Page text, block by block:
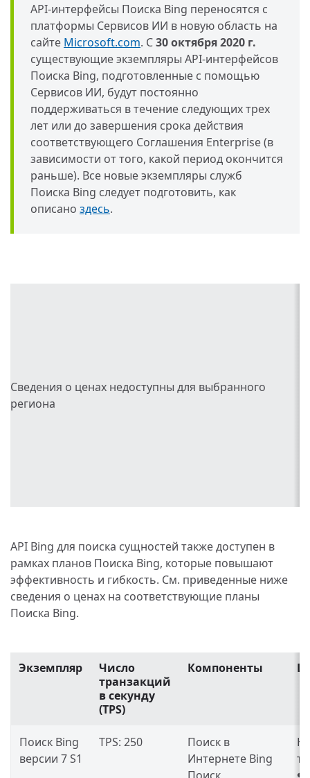
API-интерфейсы Поиска Bing переносятся с
платформы Сервисов ИИ в новую область на
сайте Microsoft.com. С30 октября 2020 г.
существующие экземпляры API-интерфейсов
Поиска Bing, подготовленные с помощью
Сервисов ИИ, будут постоянно
поддерживаться в течение следующих трех
лет или до завершения срока действия
соответствующего Соглашения Enterprise (в
зависимости от того, какой период окончится
раньше). Все новые экземпляры служб
Поиска Bing следует подготовить, как
описано здесь.
Сведения о ценах недоступны для выбранного
региона
API Bing для поиска сущностей также доступен в
рамках планов Поиска Bing, которые повышают
эффективность и гибкость. См. приведенные ниже
сведения о ценах на соответствующие планы
Поиска Bing.
Экземпляр
Число
транзакций
в секунду
(TPS)
Компоненты
Поиск Bing
версии 7 S1
TPS: 250
Поиск в
Интернете Bing
Поиск